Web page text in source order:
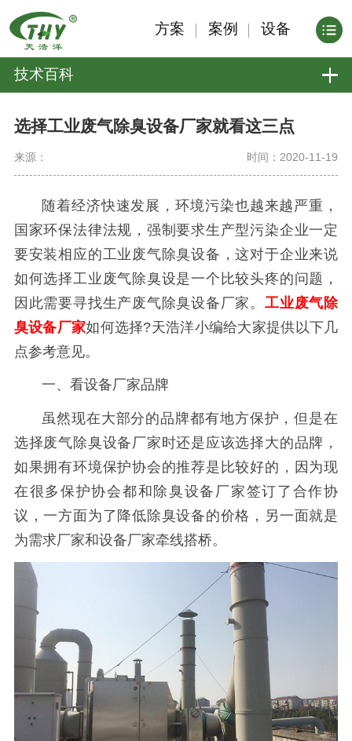
方案 案例 设备
技术百科
选择工业废气除臭设备厂家就看这三点
来源： 时间：2020-11-19
随着经济快速发展，环境污染也越来越严重，
国家环保法律法规，强制要求生产型污染企业一定
要安装相应的工业废气除臭设备，这对于企业来说
如何选择工业废气除臭设是一个比较头疼的问题，
因此需要寻找生产废气除臭设备厂家。工业废气除
臭设备厂家如何选择?天浩洋小编给大家提供以下几
点参考意见。
一、看设备厂家品牌
虽然现在大部分的品牌都有地方保护，但是在
选择废气除臭设备厂家时还是应该选择大的品牌，
如果拥有环境保护协会的推荐是比较好的，因为现
在很多保护协会都和除臭设备厂家签订了合作协
议，一方面为了降低除臭设备的价格，另一面就是
为需求厂家和设备厂家牵线搭桥。